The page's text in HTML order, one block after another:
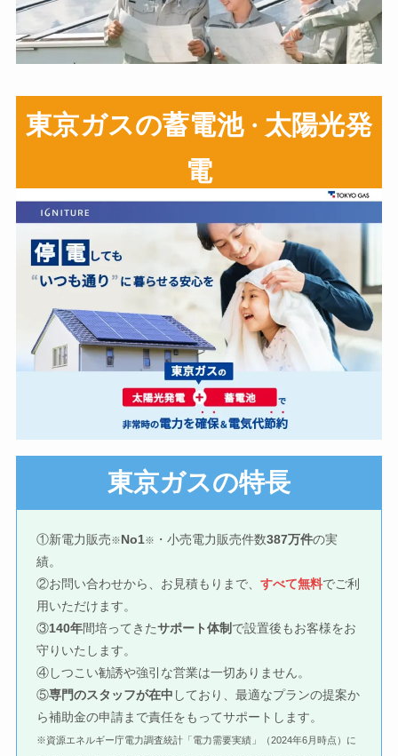
東京ガスの蓄電池・ 太陽光発
電
東京ガスの特長
①新電力販売※No1※ ・小売電力販売件数387万件の実
績。
②お問い合わせから、お見積もりまで、すべて無料でご利
用いただけます。
③140年間培ってきたサポート体制 で設置後もお客様をお
守りいたします。
④しつこい勧誘や強引な営業は一切ありません。
⑤専門のスタッフが在中 しており、最適なプランの提案か
ら補助金の申請まで責任をもってサポートします。
※資源エネルギー庁電力調査統計「電力需要実績」（2024年6月時点）に